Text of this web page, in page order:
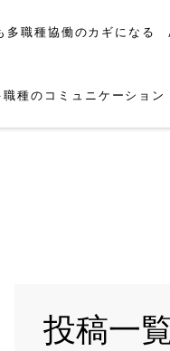
多職種協働のカギになる
種のコミュニケーション
投稿一